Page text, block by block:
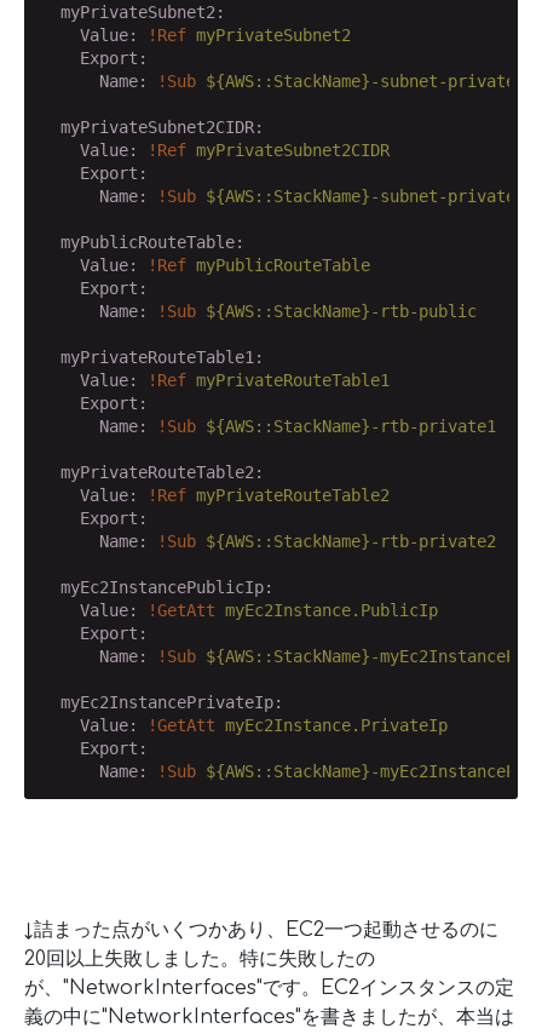
  myPrivateSubnet2:
    Value:
!Ref myPrivateSubnet2
    Export:
      Name:
!Sub ${AWS::StackName}-subnet-private2
  myPrivateSubnet2CIDR:
    Value:
!Ref myPrivateSubnet2CIDR
    Export:
      Name:
!Sub ${AWS::StackName}-subnet-
  myPublicRouteTable:
    Value:
!Ref myPublicRouteTable
    Export:
      Name:
!Sub ${AWS::StackName}-rtb-public
  myPrivateRouteTable1:
    Value:
!Ref myPrivateRouteTable1
    Export:
      Name:
!Sub ${AWS::StackName}-rtb-private1
  myPrivateRouteTable2:
    Value:
!Ref myPrivateRouteTable2
    Export:
      Name:
!Sub ${AWS::StackName}-rtb-private2
  myEc2InstancePublicIp:
    Value:
!GetAtt myEc2Instance.PublicIp
    Export:
      Name:
!Sub ${AWS::StackName}-
  myEc2InstancePrivateIp:
    Value:
!GetAtt myEc2Instance.PrivateIp
    Export:
      Name:
!Sub ${AWS::StackName}-
↓詰まった点がいくつかあり、EC2一つ起動させるのに
20回以上失敗しました。特に失敗したの
が、"NetworkInterfaces"です。EC2インスタンスの定
義の中に"NetworkInterfaces"を書きましたが、本当は